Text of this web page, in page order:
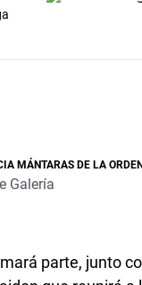
MÁNTARAS DE LA ORDEN
Galería
parte, junto